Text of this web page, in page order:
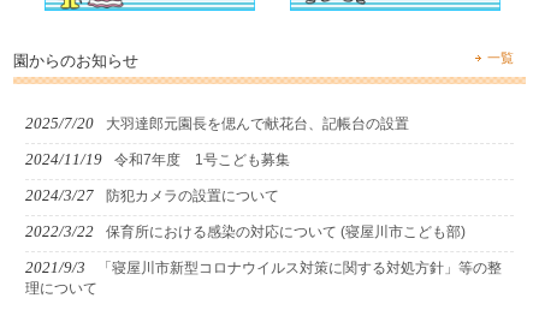
園からのお知らせ 一覧
2025/7/20 大羽達郎元園長を偲んで献花台、記帳台の設置
2024/11/19 令和7年度 1号こども募集
2024/3/27 防犯カメラの設置について
2022/3/22 保育所における感染の対応について (寝屋川市こども部)
2021/9/3
「寝屋川市新型コロナウイルス対策に関する対処方針」等の整
理について